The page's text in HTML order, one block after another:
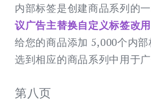
内部标签是创建商品系列的
议广告主替换自定义标签改用
给您的商品添加 5,000个内
选到相应的商品系列中用于广
第八页